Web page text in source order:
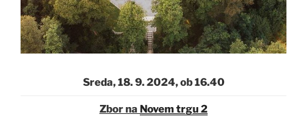
Sreda, 18. 9. 2024, ob 16.40
Zbor na Novem trgu 2